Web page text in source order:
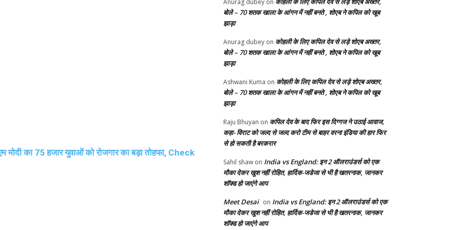
का 75 हजार युवाओं को रोजगार का बड़ा तोहफा, Check
बोले – 70 शतक खाला के आंगन में नहीं बनते , शोएब ने कपिल को खूब
झाड़ा
Anurag dubey on कोहली के लिए कपिल देव से लड़े शोएब अख्तर,
बोले – 70 शतक खाला के आंगन में नहीं बनते , शोएब ने कपिल को खूब
झाड़ा
Ashwani Kuma on कोहली के लिए कपिल देव से लड़े शोएब अख्तर,
बोले – 70 शतक खाला के आंगन में नहीं बनते , शोएब ने कपिल को खूब
झाड़ा
Raju Bhuyan on कपिल देव के बाद फिर इस दिग्गज ने उठाई आवाज,
कहा- विराट को जल्द से जल्द करो टीम से बाहर वरना इंडिया की हार फिर
से हो सकती है बरकरार
Sahil shaw on India vs England: इन 2 ऑलराउंडर्स को एक
मौका देकर खुश नहीं रोहित, हार्दिक-जडेजा से भी है खतरनाक, जानकर
शॉक्ड हो जाएंगे आप
Meet Desai on India vs England: इन 2 ऑलराउंडर्स को एक
मौका देकर खुश नहीं रोहित, हार्दिक-जडेजा से भी है खतरनाक, जानकर
शॉक्ड हो जाएंगे आप